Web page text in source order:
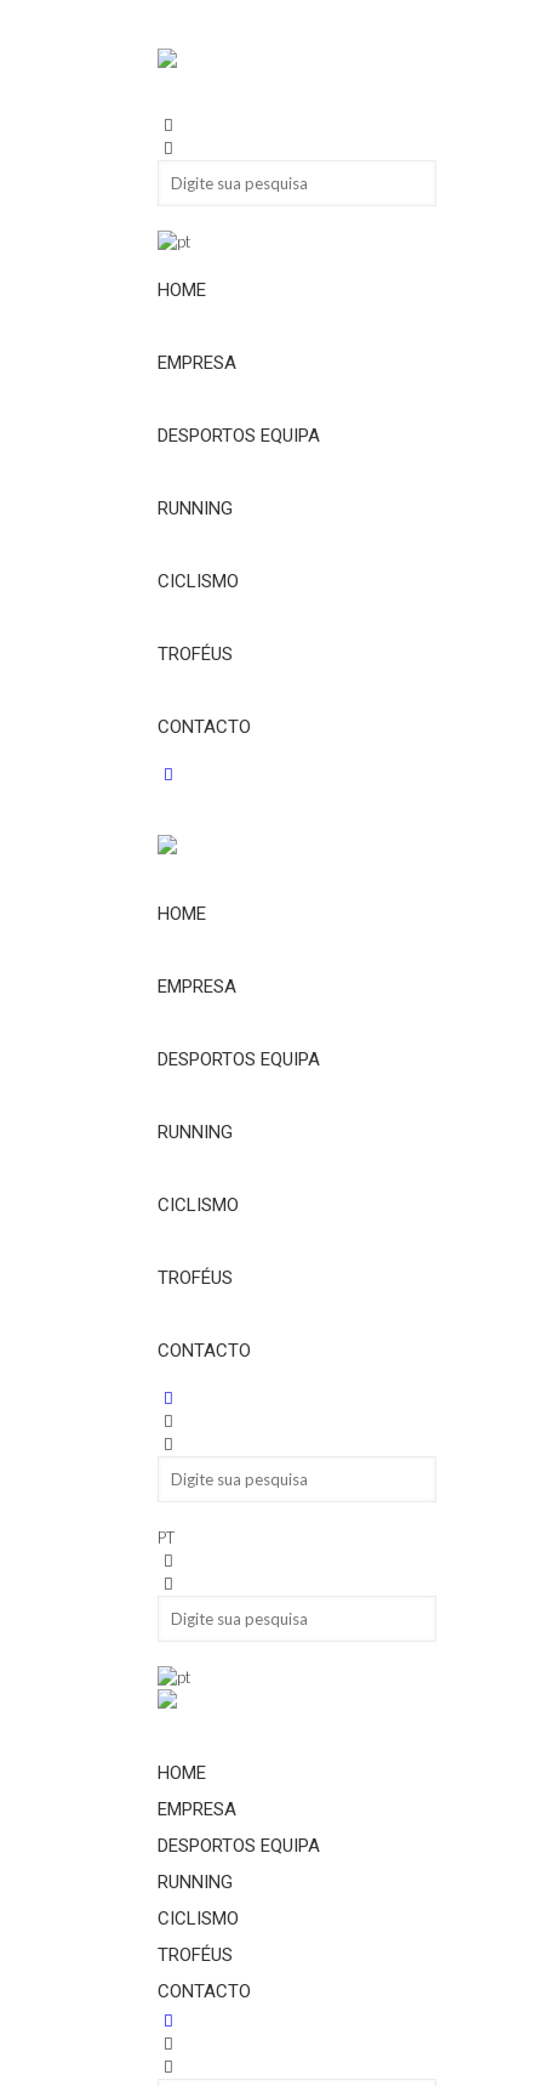
HOME
EMPRESA
DESPORTOS EQUIPA
RUNNING
CICLISMO
TROFÉUS
CONTACTO
HOME
EMPRESA
DESPORTOS EQUIPA
RUNNING
CICLISMO
TROFÉUS
CONTACTO
PT
HOME
EMPRESA
DESPORTOS EQUIPA
RUNNING
CICLISMO
TROFÉUS
CONTACTO